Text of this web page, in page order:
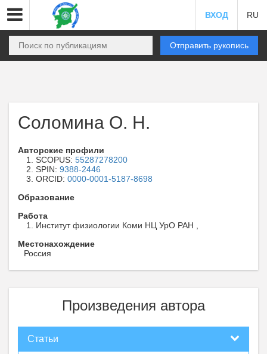
ВХОД RU
Отправить рукопись
Соломина О. Н.
Авторские профили
SCOPUS: 55287278200
SPIN: 9388-2446
ORCID: 0000-0001-5187-8698
Образование
Работа
Институт физиологии Коми НЦ УрО РАН ,
Местонахождение
Россия
Произведения автора
Статьи